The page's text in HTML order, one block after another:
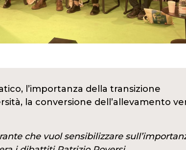
l’importanza della transizione
la conversione dell’allevamento
che vuol sensibilizzare